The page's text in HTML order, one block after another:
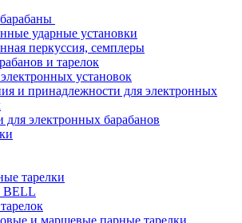
ударные установки
перкуссия, семплеры
и тарелок
установок
и принадлежности для электронных
для электронных барабанов
тарелки
BELL
и маршевые парные тарелки